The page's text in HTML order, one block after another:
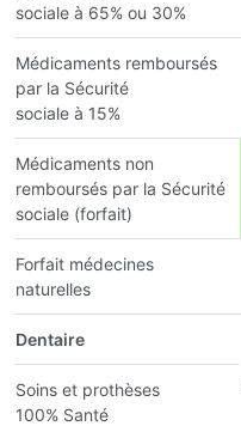
sociale à 65% ou 30%
Médicaments remboursés
par la Sécurité
sociale à 15%
Médicaments non
remboursés par la Sécurité
sociale (forfait)
Forfait médecines
naturelles
Dentaire
Soins et prothèses
100% Santé